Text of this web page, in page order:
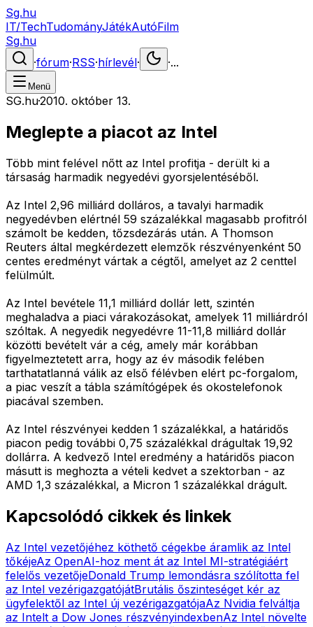
Sg.hu
IT/TechTudományJátékAutóFilm
Sg.hu
·fórum·RSS·hírlevél· ·...
Menü
SG.hu·2010. október 13.
Meglepte a piacot az Intel
Több mint felével nőtt az Intel profitja - derült ki a
társaság harmadik negyedévi gyorsjelentéséből.
Az Intel 2,96 milliárd dolláros, a tavalyi harmadik
negyedévben elértnél 59 százalékkal magasabb profitról
számolt be kedden, tőzsdezárás után. A Thomson
Reuters által megkérdezett elemzők részvényenként 50
centes eredményt vártak a cégtől, amelyet az 2 centtel
felülmúlt.
Az Intel bevétele 11,1 milliárd dollár lett, szintén
meghaladva a piaci várakozásokat, amelyek 11 milliárdról
szóltak. A negyedik negyedévre 11-11,8 milliárd dollár
közötti bevételt vár a cég, amely már korábban
figyelmeztetett arra, hogy az év második felében
tarthatatlanná válik az első félévben elért pc-forgalom,
a piac veszít a tábla számítógépek és okostelefonok
piacával szemben.
Az Intel részvényei kedden 1 százalékkal, a határidős
piacon pedig további 0,75 százalékkal drágultak 19,92
dollárra. A kedvező Intel eredmény a határidős piacon
másutt is meghozta a vételi kedvet a szektorban - az
AMD 1,3 százalékkal, a Micron 1 százalékkal drágult.
Kapcsolódó cikkek és linkek
Az Intel vezetőjéhez köthető cégekbe áramlik az Intel
tőkéjeAz OpenAI-hoz ment át az Intel MI-stratégiáért
felelős vezetőjeDonald Trump lemondásra szólította fel
az Intel vezérigazgatójátBrutális őszinteséget kér az
ügyfelektől az Intel új vezérigazgatójaAz Nvidia felváltja
az Intelt a Dow Jones részvényindexbenAz Intel növelte